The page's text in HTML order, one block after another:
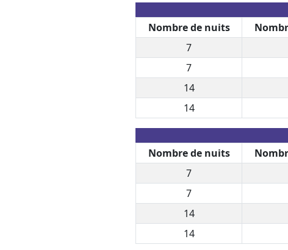
Nombre de nuits
7
7
14
14
Nombre de nuits
7
7
14
14